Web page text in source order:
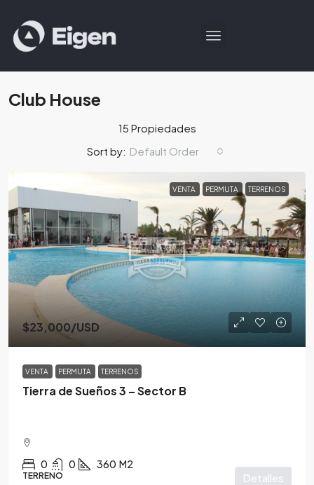
Club House
15 Propiedades
Sort by: Default Order
VENTA PERMUTA TERRENOS
$23,000/USD
VENTA PERMUTA TERRENOS
Tierra de Sueños 3 – Sector B
0 0 360 M2
TERRENO Detalles